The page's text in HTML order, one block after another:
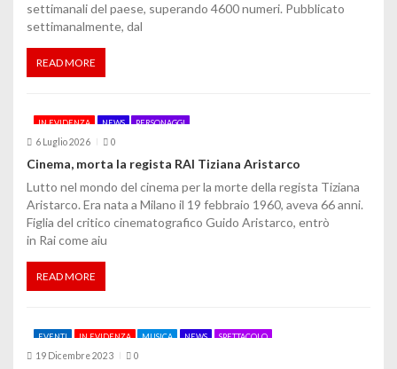
settimanali del paese, superando 4600 numeri. Pubblicato
settimanalmente, dal
READ MORE
IN EVIDENZA NEWS PERSONAGGI
6 Luglio 2026 0
Cinema, morta la regista RAI Tiziana Aristarco
Lutto nel mondo del cinema per la morte della regista Tiziana
Aristarco. Era nata a Milano il 19 febbraio 1960, aveva 66 anni.
Figlia del critico cinematografico Guido Aristarco, entrò
in Rai come aiu
READ MORE
EVENTI IN EVIDENZA MUSICA NEWS SPETTACOLO
19 Dicembre 2023 0